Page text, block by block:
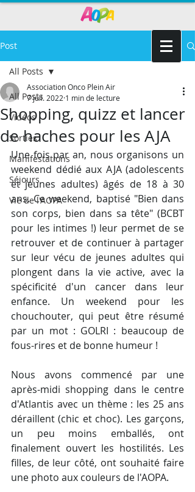
Post
All Posts
Vidéos
Sorties
Manifestations
Séjours
Vie de l'AOPA
All Posts
Shopping, quizz et lancer
de haches pour les AJA
Association Onco Plein Air
7 juil. 2022 1 min de lecture
Une fois par an, nous organisons un
weekend dédié aux AJA (adolescents
et jeunes adultes) âgés de 18 à 30
ans. Ce weekend, baptisé "Bien dans
son corps, bien dans sa tête" (BCBT
pour les intimes !) leur permet de se
retrouver et de continuer à partager
sur leur vécu de jeunes adultes qui
plongent dans la vie active, avec la
spécificité d'un cancer dans leur
enfance. Un weekend pour les
chouchouter, qui peut être résumé
par un mot : GOLRI : beaucoup de
fous-rires et de bonne humeur !
Nous avons commencé par une
après-midi shopping dans le centre
d'Atlantis avec un thème : les 25 ans
déraillent (chic et choc). Les garçons,
un peu moins emballés, ont
finalement ouvert les hostilités. Les
filles, de leur côté, ont souhaité faire
une photo aux couleurs de l'AOPA.